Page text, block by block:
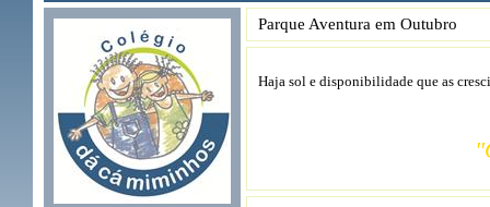
Parque Aventura em Outubro
Haja sol e disponibilidade que as